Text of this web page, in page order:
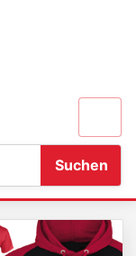
Suchen